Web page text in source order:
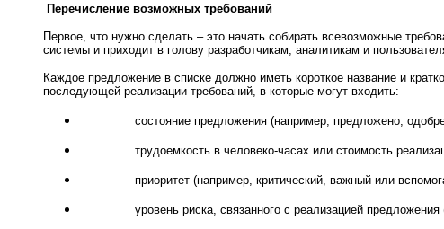
Перечисление возможных требований
Первое, что нужно сделать – это начать собирать всевозможные
системы и приходит в голову разработчикам, аналитикам и
Каждое предложение в списке должно иметь короткое название и
последующей реализации требований, в которые могут входить:
состояние предложения (например, предложено,
трудоемкость в человеко-часах или стоимость
приоритет (например, критический, важный или
уровень риска, связанного с реализацией